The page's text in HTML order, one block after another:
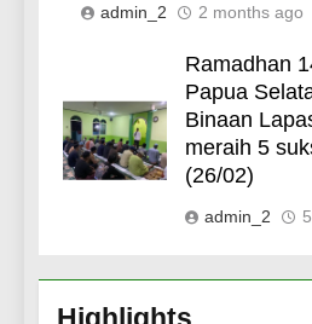
admin_2 2 months ago
Ramadhan
Papua
Binaan
meraih 5
(26/02)
admin_2
Highlights